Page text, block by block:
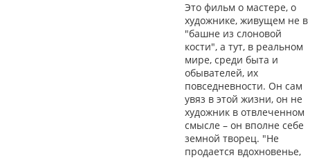
Это фильм о мастере, о
художнике, живущем не в
"башне из слоновой
кости", а тут, в реальном
мире, среди быта и
обывателей, их
повседневности. Он сам
увяз в этой жизни, он не
художник в отвлеченном
смысле – он вполне себе
земной творец. "Не
продается вдохновенье,